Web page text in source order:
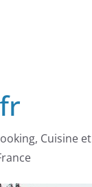
Cuisine et